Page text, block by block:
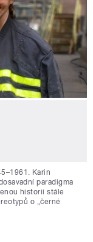
Karin
paradigma
historii stále
o „černé